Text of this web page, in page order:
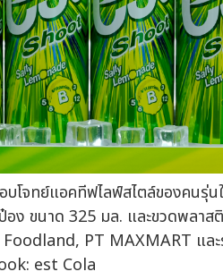
จทย์แอคทีฟไลฟ์สไตล์ของคนรุ่น
ง ขนาด 325 มล. และขวดพลา
PT MAXMART และ
est Cola